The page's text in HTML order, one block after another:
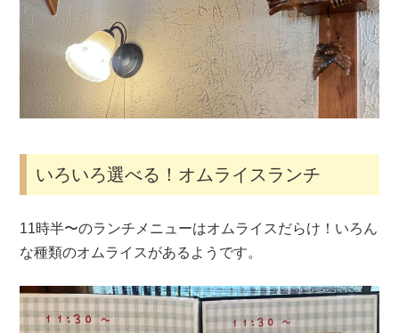
いろいろ選べる！オムライスランチ
11時半〜のランチメニューはオムライスだらけ！いろん
な種類のオムライスがあるようです。